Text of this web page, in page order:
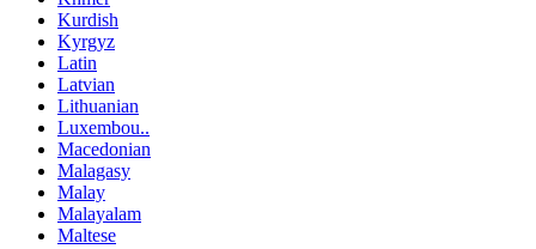
Kurdish
Kyrgyz
Latin
Latvian
Lithuanian
Luxembou..
Macedonian
Malagasy
Malay
Malayalam
Maltese